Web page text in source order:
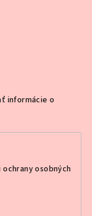
informácie o
osobných